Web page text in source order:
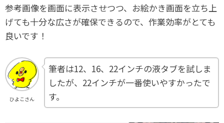
参考画像を画面に表示させつつ、お絵かき画面を立ち上
げても十分な広さが確保できるので、作業効率がとても
良いです！
ひよこさん
筆者は12、16、22インチの液タブを試しま
したが、22インチが一番使いやすかったで
す。